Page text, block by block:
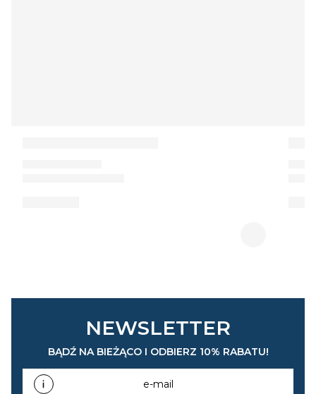
NEWSLETTER
BĄDŹ NA BIEŻĄCO I ODBIERZ 10% RABATU!
e-mail